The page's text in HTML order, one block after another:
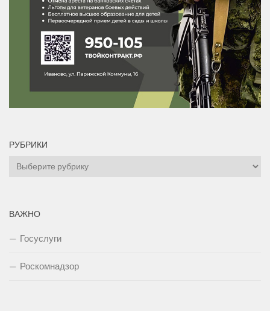
РУБРИКИ
Рубрики
ВАЖНО
Госуслуги
Роскомнадзор